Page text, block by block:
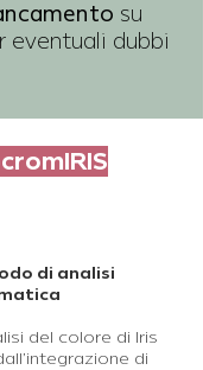
su
eventuali dubbi
di analisi
del colore di Iris
di